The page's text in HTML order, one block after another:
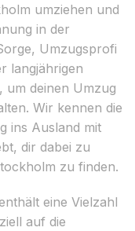
umziehen und
in der
Umzugsprofi
langjährigen
um deinen Umzug
Wir kennen die
ins Ausland mit
dir dabei zu
zu finden.
eine Vielzahl
auf die